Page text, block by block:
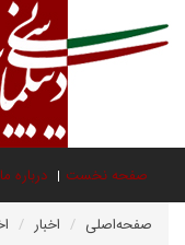
صفحه نخست درباره ما
صفحه‌اصلی اخبار